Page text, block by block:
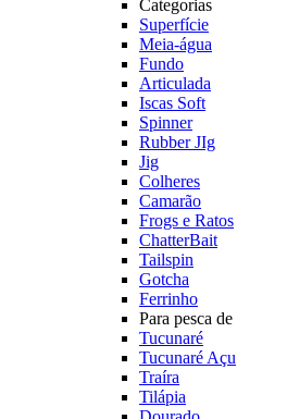
Categorias
Superfície
Meia-água
Fundo
Articulada
Iscas Soft
Spinner
Rubber JIg
Jig
Colheres
Camarão
Frogs e Ratos
ChatterBait
Tailspin
Gotcha
Ferrinho
Para pesca de
Tucunaré
Tucunaré Açu
Traíra
Tilápia